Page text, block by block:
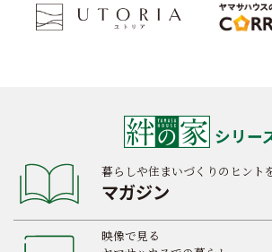
シリー
暮らしや住まいづくりのヒント
マガジン
映像で見る